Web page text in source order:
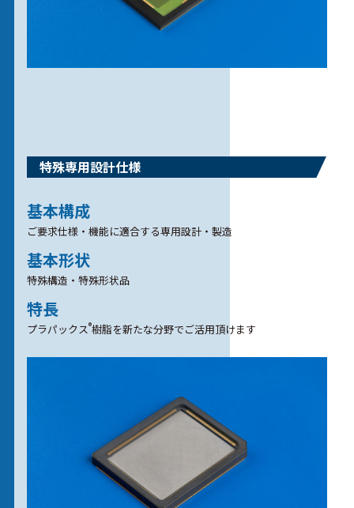
特殊専用設計仕様
基本構成
ご要求仕様・機能に適合する専用設計・製造
基本形状
特殊構造・特殊形状品
特長
プラパックス®樹脂を新たな分野でご活用頂けます